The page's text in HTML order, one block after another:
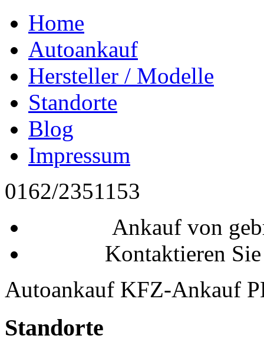
Home
Autoankauf
Hersteller / Modelle
Standorte
Blog
Impressum
0162/2351153
Ankauf von
Kontaktieren
Autoankauf KFZ-Ankauf
Standorte